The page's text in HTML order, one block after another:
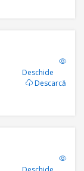
Deschide
Descarcă